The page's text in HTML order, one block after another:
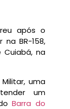
após o
BR-158,
Cuiabá, na
uma
um
Barra do